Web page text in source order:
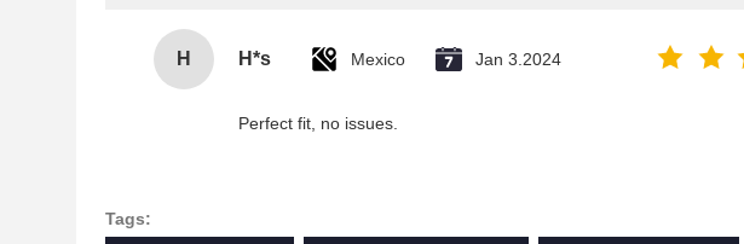
H H*s Mexico Jan 3.2024
Perfect fit, no issues.
Tags: